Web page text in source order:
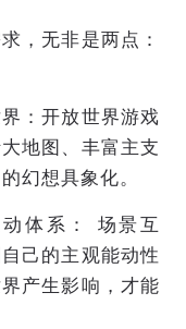
，无非是两点：
：开放世界游戏
地图、丰富主支
幻想具象化。
体系： 场景互
己的主观能动性
产生影响，才能